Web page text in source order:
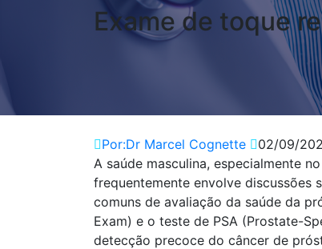
Exame de toque
Por:Dr Marcel Cognette 02/09/
A saúde masculina, especialmente
frequentemente envolve discussões
comuns de avaliação da saúde da
Exam) e o teste de PSA (Prostate-
detecção precoce do câncer de